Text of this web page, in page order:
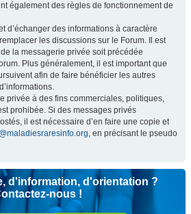
également des règles de fonctionnement de
d’échanger des informations à caractère
les discussions sur le Forum. Il est
la messagerie privée soit précédée
Plus généralement, il est important que
afin de faire bénéficier les autres
privée à des fins commerciales, politiques,
prohibée. Si des messages privés
il est nécessaire d’en faire une copie et
, en précisant le pseudo
d'information, d'orientation ?
nous !